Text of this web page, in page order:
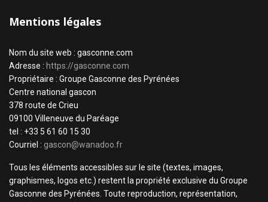
Mentions légales
Nom du site web : gasconne.com
Adresse : https://gasconne.com
Propriétaire : Groupe Gasconne des Pyrénées
Centre national gascon
378 route de Crieu
09100 Villeneuve du Paréage
tel : +33 5 61 60 15 30
Courriel : gascon@wanadoo.fr
Tous les éléments accessibles sur le site (textes, images,
graphismes, logos etc.) restent la propriété exclusive du Groupe
Gasconne des Pyrénées. Toute reproduction, représentation,